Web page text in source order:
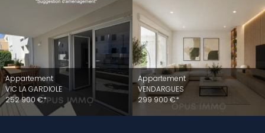
Appartement
VIC LA GARDIOLE
252 900 €*
Appartement
VENDARGUES
299 900 €*